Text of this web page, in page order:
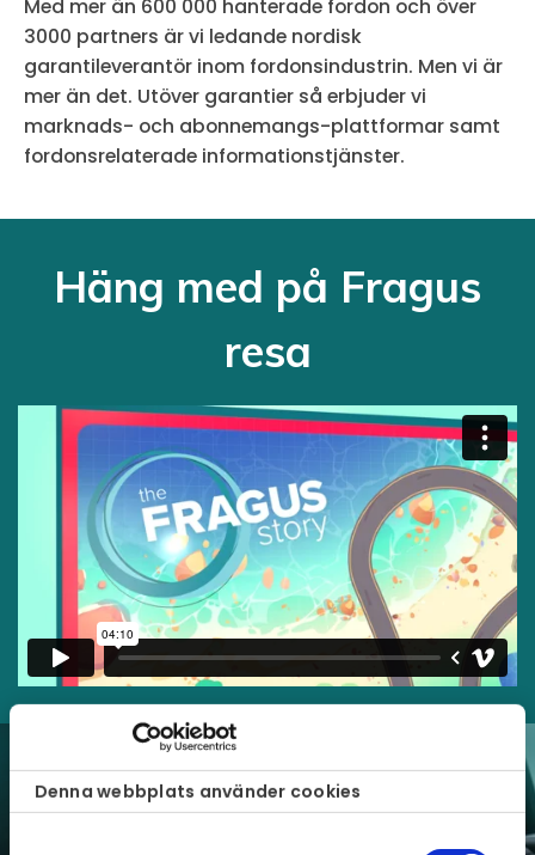
Denna webbplats använder cookies
Med mer än 600 000 hanterade fordon och över
3000 partners är vi ledande nordisk
garantileverantör inom fordonsindustrin. Men vi är
mer än det. Utöver garantier så erbjuder vi
marknads- och abonnemangs-plattformar samt
fordonsrelaterade informationstjänster.
Häng med på Fragus
resa